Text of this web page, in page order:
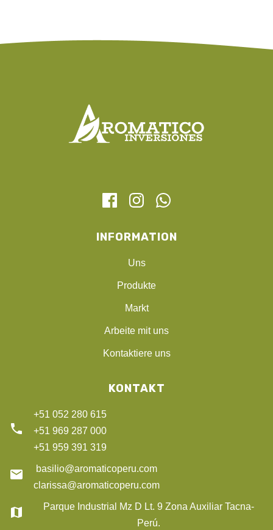
INFORMATION
Uns
Produkte
Markt
Arbeite mit uns
Kontaktiere uns
KONTAKT
phone
+51 052 280 615
+51 969 287 000
+51 959 391 319
email
basilio@aromaticoperu.com
clarissa@aromaticoperu.com
map
Parque Industrial Mz D Lt. 9 Zona Auxiliar Tacna-
Perú.